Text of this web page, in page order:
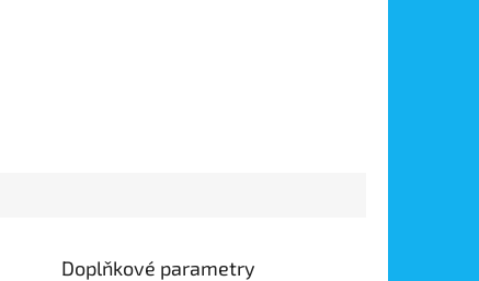
Doplňkové parametry